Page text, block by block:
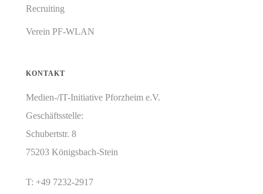
Recruiting
Verein PF-WLAN
KONTAKT
Medien-/IT-Initiative Pforzheim e.V.
Geschäftsstelle:
Schubertstr. 8
75203 Königsbach-Stein
T: +49 7232-2917